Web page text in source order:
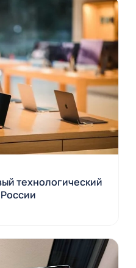
технологический